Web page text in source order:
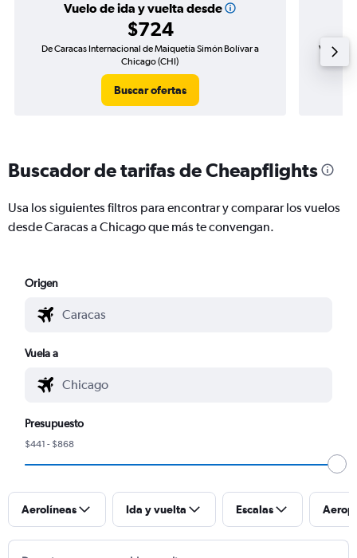
Vuelo de ida y vuelta desde
$724
De Caracas Internacional de Maiquetía Simón Bolívar a
Chicago (CHI)
Buscar ofertas
Vuelo de
Buscador de tarifas de Cheapflights
Usa los siguientes filtros para encontrar y comparar los vuelos
desde Caracas a Chicago que más te convengan.
Origen
Vuela a
Presupuesto
$441 - $868
Aerolíneas Ida y vuelta Escalas